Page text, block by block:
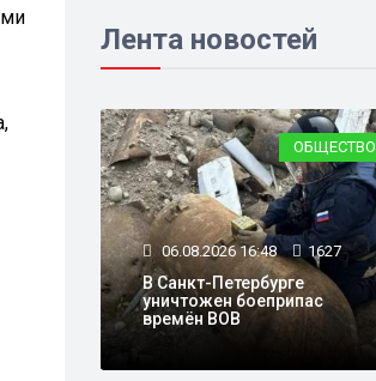
Лента новостей
ОБЩЕСТВО
06.08.2026 16:48 1627
В Санкт-Петербурге
уничтожен боеприпас
времён ВОВ